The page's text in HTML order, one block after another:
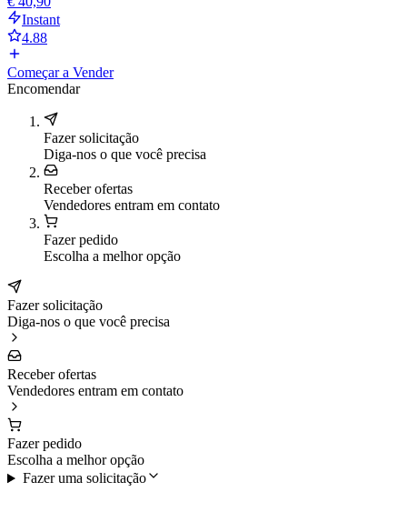
Instant
4.88
Começar a Vender
Encomendar
Fazer solicitação
Diga-nos o que você precisa
Receber ofertas
Vendedores entram em contato
Fazer pedido
Escolha a melhor opção
Fazer solicitação
Diga-nos o que você precisa
Receber ofertas
Vendedores entram em contato
Fazer pedido
Escolha a melhor opção
Fazer uma solicitação